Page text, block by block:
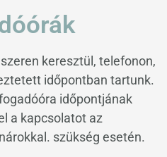
keresztül, telefonon,
időpontban tartunk.
időpontjának
a kapcsolatot az
szükség esetén.